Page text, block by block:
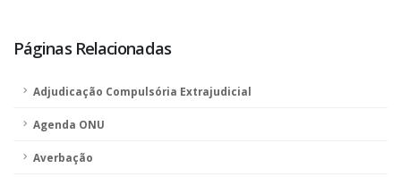
Páginas Relacionadas
Adjudicação Compulsória Extrajudicial
Agenda ONU
Averbação